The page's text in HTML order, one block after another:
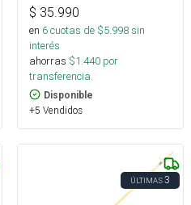
$ 35.990
en 6cuotas de $5.998sin
interés
ahorras $1.440 por
transferencia.
Disponible
+5 Vendidos
ÚLTIMAS3